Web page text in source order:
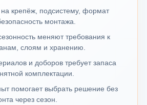
на крепёж, подсистему, формат
монтажа.
меняют требования к
слоям и хранению.
и доборов требует запаса
комплектации.
помогает выбрать решение без
через сезон.